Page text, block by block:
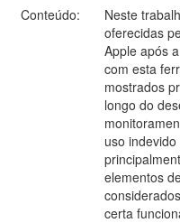
Conteúdo:
Neste
oferecidas
Apple após
com esta
mostrados
longo do
uso
elementos
certa